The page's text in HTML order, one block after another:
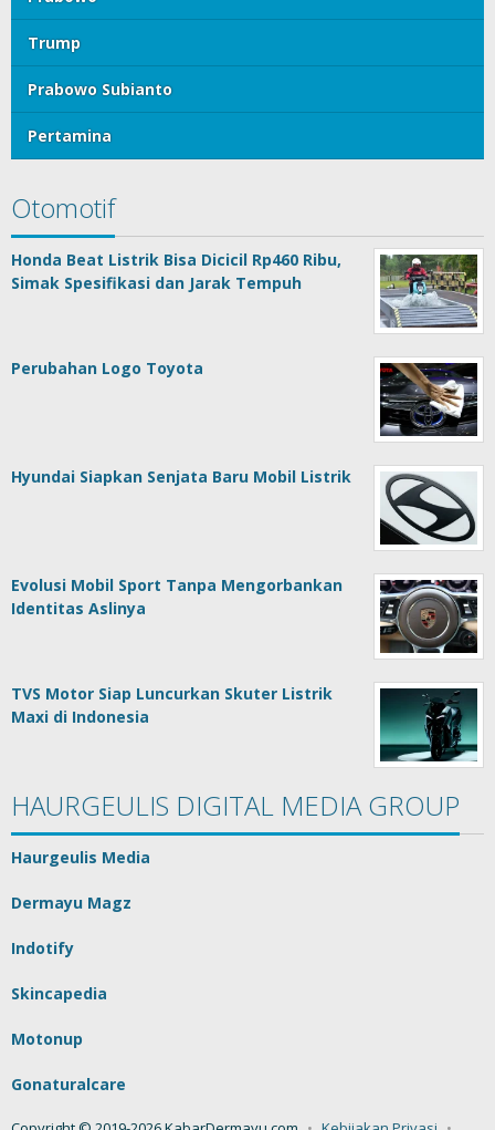
Trump
Prabowo Subianto
Pertamina
Otomotif
Honda Beat Listrik Bisa Dicicil Rp460 Ribu,
Simak Spesifikasi dan Jarak Tempuh
Perubahan Logo Toyota
Hyundai Siapkan Senjata Baru Mobil Listrik
Evolusi Mobil Sport Tanpa Mengorbankan
Identitas Aslinya
TVS Motor Siap Luncurkan Skuter Listrik
Maxi di Indonesia
HAURGEULIS DIGITAL MEDIA GROUP
Haurgeulis Media
Dermayu Magz
Indotify
Skincapedia
Motonup
Gonaturalcare